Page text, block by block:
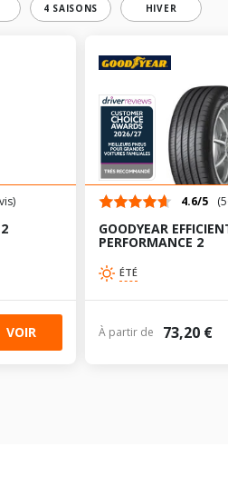
4 SAISONS HIVER
VOIR
4.6/5
GOODYEAR
PERFORMANCE 2
ÉTÉ
À partir de 73,20 €